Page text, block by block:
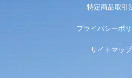
特定商品取引
プライバシーポ
サイトマップ